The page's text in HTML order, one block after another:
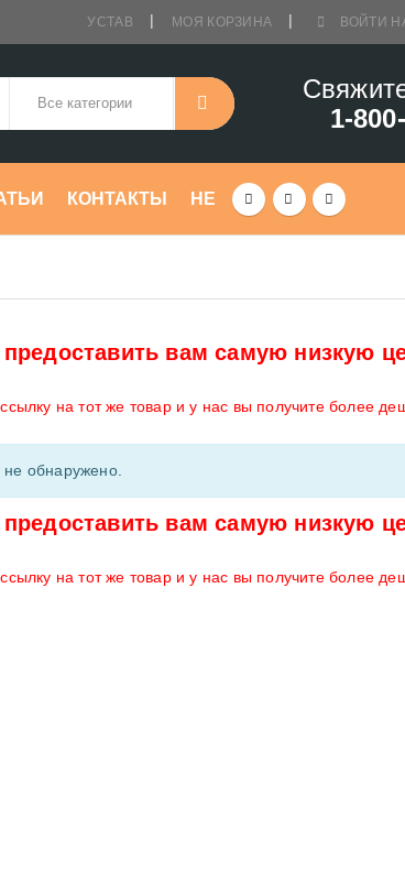
УСТАВ МОЯ КОРЗИНА ВОЙТИ
1-
КОНТАКТЫ HE
вам самую низкую
на тот же товар и у нас вы получите более
обнаружено.
вам самую низкую
на тот же товар и у нас вы получите более